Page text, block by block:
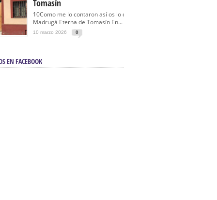
Tomasín
10Como me lo contaron así os lo cuento… La
Madrugá Eterna de Tomasín En...
10 marzo 2026 0
EN FACEBOOK